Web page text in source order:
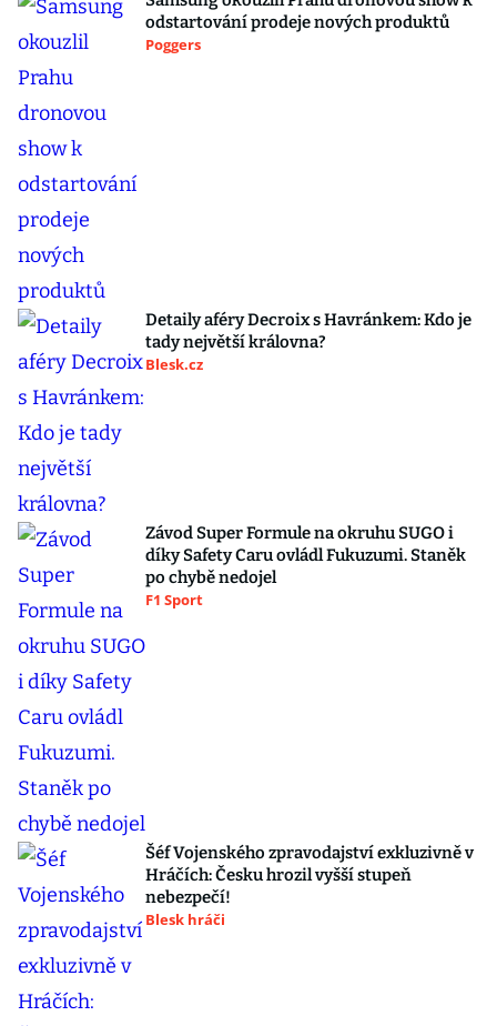
odstartování prodeje nových produktů
Poggers
Detaily aféry Decroix s Havránkem: Kdo je
tady největší královna?
Blesk.cz
Závod Super Formule na okruhu SUGO i
díky Safety Caru ovládl Fukuzumi. Staněk
po chybě nedojel
F1 Sport
Šéf Vojenského zpravodajství exkluzivně v
Hráčích: Česku hrozil vyšší stupeň
nebezpečí!
Blesk hráči